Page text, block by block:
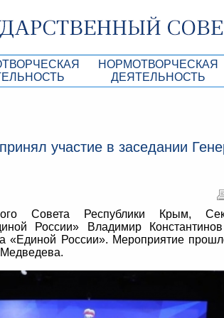
Крым
экспертиза
процесса в РК
законотворчества
НОРМОТВОРЧЕСКАЯ
ДЕЯТЕЛЬНОСТЬ
Aкты Президиума ГС РК
участие в заседании
Совета Республики Крым,
России» Владимир
«Единой России». Мероприятие